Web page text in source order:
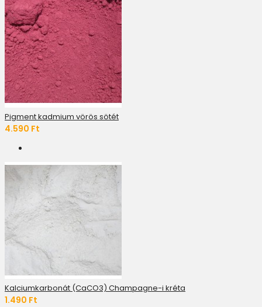
Pigment kadmium vörös sötét
4.590 Ft
Kalciumkarbonát (CaCO3) Champagne-i kréta
1.490 Ft